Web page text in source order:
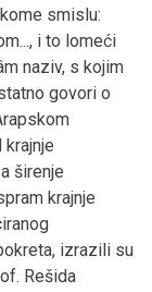
smislu:
i to lomeći
naziv, s kojim
govori o
krajnje
širenje
krajnje
izrazili su
Rešida